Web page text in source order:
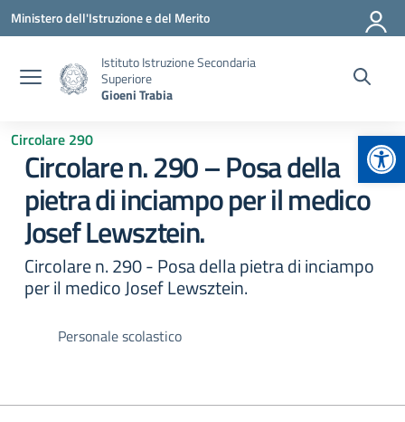
Vai ai contenuti
Vai al menu di navigazione
Vai al footer
Ministero dell'Istruzione e del Merito
Istituto Istruzione Secondaria
Superiore
Gioeni Trabia
Circolare 290
Circolare n. 290 – Posa della
pietra di inciampo per il medico
Josef Lewsztein.
Circolare n. 290 - Posa della pietra di inciampo
per il medico Josef Lewsztein.
Personale scolastico